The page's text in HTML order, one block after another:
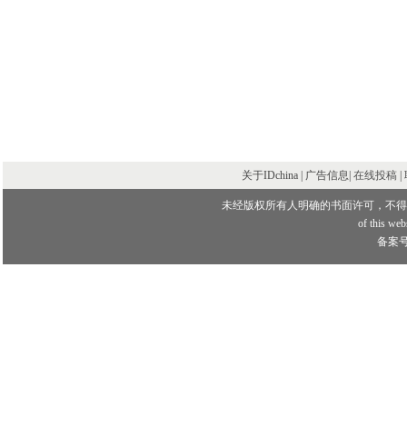
关于IDchina | 广告信息| 在线投稿
未经版权所有人明确的书面许可，不
of this
备案